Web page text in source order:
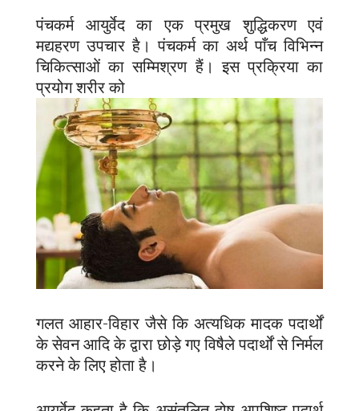
पंचकर्म आयुर्वेद का एक प्रमुख शुद्धिकरण एवं
मद्यहरण उपचार है। पंचकर्म का अर्थ पाँच विभिन्न
चिकित्साओं का सम्मिश्रण हैं। इस प्रक्रिया का
प्रयोग शरीर को
गलत आहार-विहार जैसे कि अत्यधिक मादक पदार्थों
के सेवन आदि के द्वारा छोड़े गए विषैले पदार्थों से निर्मल
करने के लिए होता है।